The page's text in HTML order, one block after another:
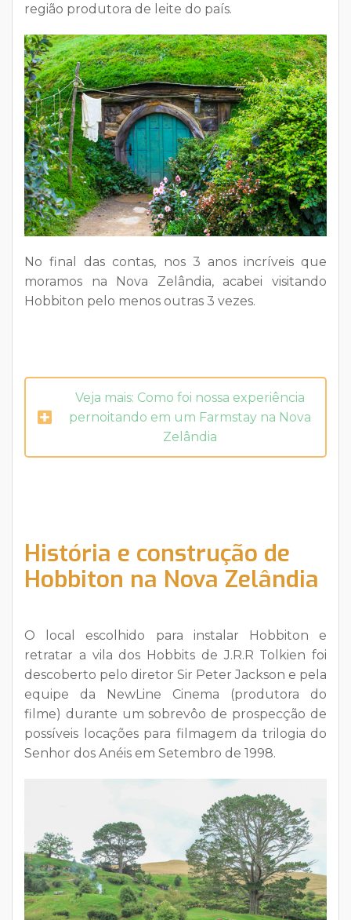
região produtora de leite do país.
No final das contas, nos 3 anos incríveis que
moramos na Nova Zelândia, acabei visitando
Hobbiton pelo menos outras 3 vezes.
Veja mais: Como foi nossa experiência
pernoitando em um Farmstay na Nova
Zelândia
História e construção de
Hobbiton na Nova Zelândia
O local escolhido para instalar Hobbiton e
retratar a vila dos Hobbits de J.R.R Tolkien foi
descoberto pelo diretor Sir Peter Jackson e pela
equipe da NewLine Cinema (produtora do
filme) durante um sobrevôo de prospecção de
possíveis locações para filmagem da trilogia do
Senhor dos Anéis em Setembro de 1998.